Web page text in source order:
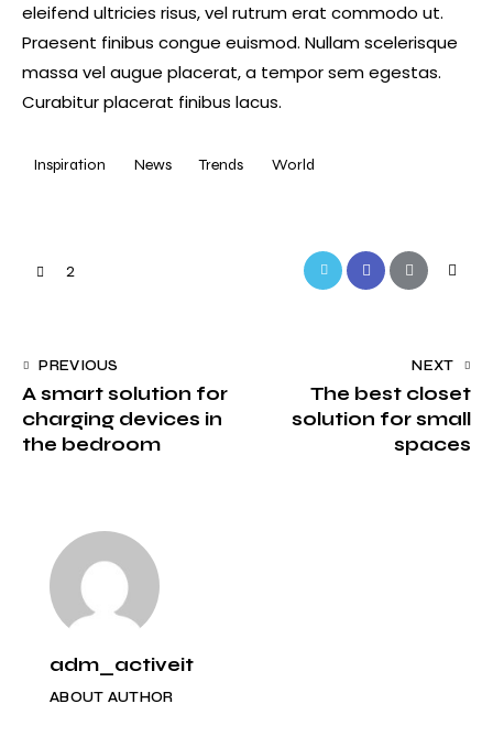
eleifend ultricies risus, vel rutrum erat commodo ut.
Praesent finibus congue euismod. Nullam scelerisque
massa vel augue placerat, a tempor sem egestas.
Curabitur placerat finibus lacus.
Inspiration News Trends World
2
Twitter-FacebookShare-Copy
Navegação
de
artigos
PREVIOUS
A smart solution for
charging devices in
the bedroom
NEXT
The best closet
solution for small
spaces
adm_activeit
ABOUT AUTHOR